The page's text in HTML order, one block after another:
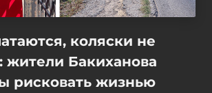
коляски не
жители Бакиханова
рисковать жизнью